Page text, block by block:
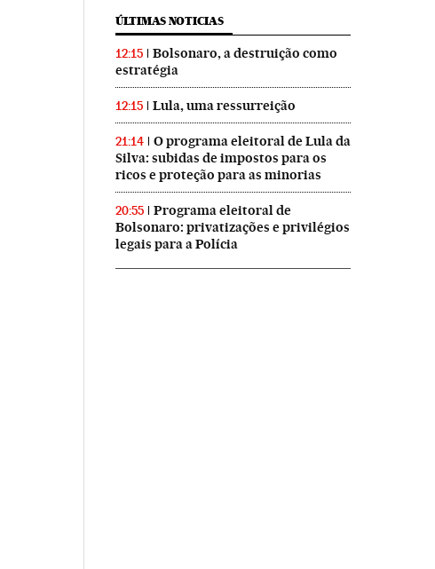
El País Brasil en Twitter
El País Brasil en Instagram
El País Brasil en Facebook
ÚLTIMAS NOTICIAS
12:15
Bolsonaro, a destruição como
estratégia
12:15 Lula, uma ressurreição
21:14
O programa eleitoral de Lula da
Silva: subidas de impostos para os
ricos e proteção para as minorias
20:55
Programa eleitoral de
Bolsonaro: privatizações e privilégios
legais para a Polícia